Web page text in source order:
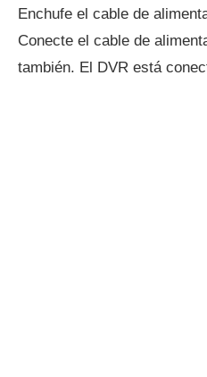
Enchufe el cable de
Conecte el cable de
también. El DVR está